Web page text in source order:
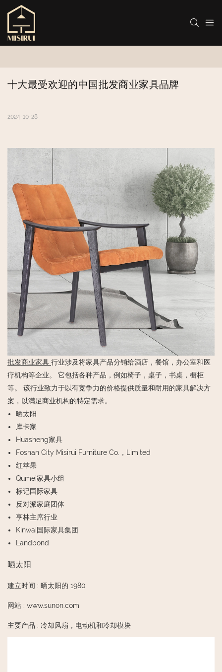
十大最受欢迎的中国批发商业家具品牌
2024-10-28
批发商业家具 行业涉及将家具产品分销给酒店，餐馆，办公室和医
疗机构等企业。 它包括各种产品，例如椅子，桌子，书桌，橱柜
等。 该行业致力于以有竞争力的价格提供质量和耐用的家具解决方
案，以满足商业机构的特定需求。
晒太阳
库卡家
Huasheng家具
Foshan City Misirui Furniture Co.，Limited
红苹果
Qumei家具小组
标记国际家具
反对派家庭团体
亨林主席行业
Kinwai国际家具集团
Landbond
晒太阳
建立时间 : 晒太阳的 1980
网站 : www.sunon.com
主要产品 : 冷却风扇，电动机和冷却模块